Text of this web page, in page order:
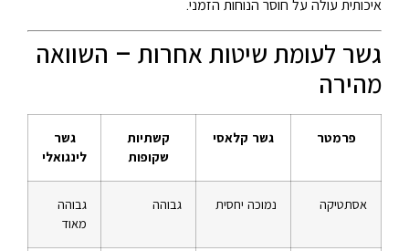
איכותית עולה על חוסר הנוחות הזמני.
גשר לעומת שיטות אחרות – השוואה
מהירה
פרמטר גשר קלאסי
קשתיות
שקופות
גשר
לינגואלי
אסתטיקה נמוכה יחסית גבוהה
גבוהה
מאוד